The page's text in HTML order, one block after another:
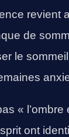
revient
de
le
«
ont